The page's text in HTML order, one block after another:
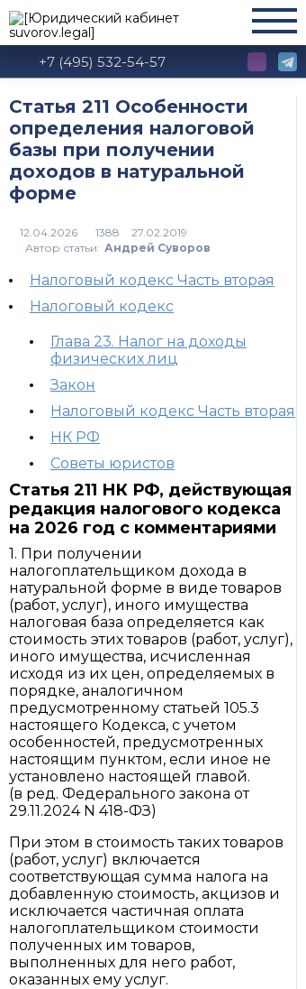
+7 (495) 532-54-57
Статья 211 Особенности
определения налоговой
базы при получении
доходов в натуральной
форме
1388
Автор статьи: Андрей Суворов
Налоговый кодекс Часть вторая
Налоговый кодекс
Глава 23. Налог на доходы
физических лиц
Закон
Налоговый кодекс Часть вторая
НК РФ
Советы юристов
Статья 211 НК РФ, действующая
редакция налогового кодекса
на 2026 год с комментариями
1. При получении
налогоплательщиком дохода в
натуральной форме в виде товаров
(работ, услуг), иного имущества
налоговая база определяется как
стоимость этих товаров (работ, услуг),
иного имущества, исчисленная
исходя из их цен, определяемых в
порядке, аналогичном
предусмотренному статьей 105.3
настоящего Кодекса, с учетом
особенностей, предусмотренных
настоящим пунктом, если иное не
установлено настоящей главой.
(в ред. Федерального закона от
29.11.2024 N 418-ФЗ)
При этом в стоимость таких товаров
(работ, услуг) включается
соответствующая сумма налога на
добавленную стоимость, акцизов и
исключается частичная оплата
налогоплательщиком стоимости
полученных им товаров,
выполненных для него работ,
оказанных ему услуг.